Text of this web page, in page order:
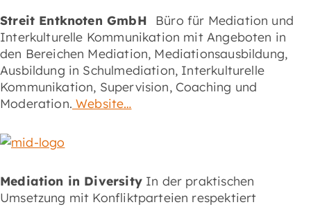
Streit Entknoten GmbH Büro für Mediation und
Interkulturelle Kommunikation mit Angeboten in
den Bereichen Mediation, Mediationsausbildung,
Ausbildung in Schulmediation, Interkulturelle
Kommunikation, Supervision, Coaching und
Moderation. Website…
Mediation in DiversityIn der praktischen
Umsetzung mit Konfliktparteien respektiert